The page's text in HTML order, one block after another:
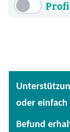
Fertige
Kräuter
oder einfach
Befund